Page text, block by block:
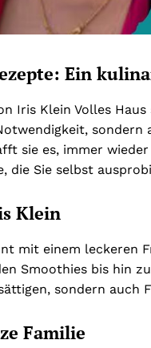
Ein
Iris Klein Volles
sondern
sie es, immer
die Sie selbst
Klein
mit einem leckeren
Smoothies bis hin
sondern auch
Familie